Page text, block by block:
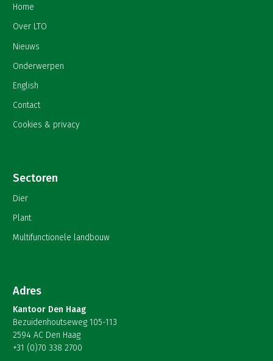
Home
Over LTO
Nieuws
Onderwerpen
English
Contact
Cookies & privacy
Sectoren
Dier
Plant
Multifunctionele landbouw
Adres
Kantoor Den Haag
Bezuidenhoutseweg 105-113
2594 AC Den Haag
+31 (0)70 338 2700